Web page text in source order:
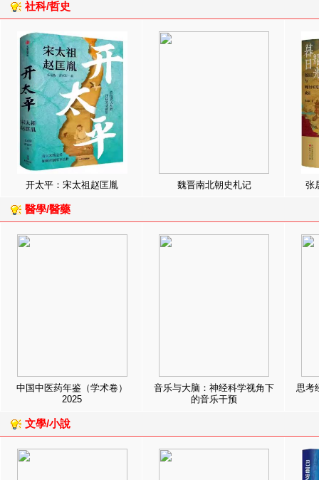
社科/哲史
开太平：宋太祖赵匡胤 魏晋南北朝史札记 张
醫學/醫藥
中国中医药年鉴（学术卷）
2025
音乐与大脑：神经科学视角下
的音乐干预
思考
文學/小說